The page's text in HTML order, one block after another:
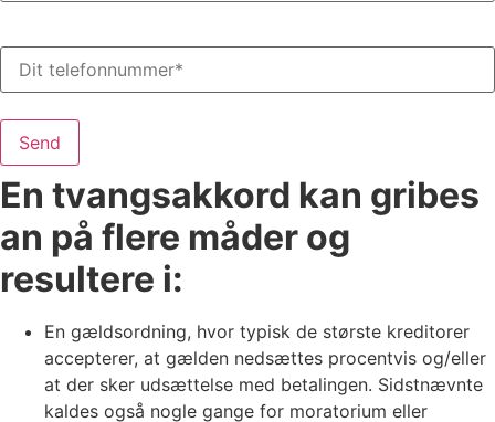
Telefon(Påkrævet)
En tvangsakkord kan gribes
an på flere måder og
resultere i:
En gældsordning, hvor typisk de største kreditorer
accepterer, at gælden nedsættes procentvis og/eller
at der sker udsættelse med betalingen. Sidstnævnte
kaldes også nogle gange for moratorium eller